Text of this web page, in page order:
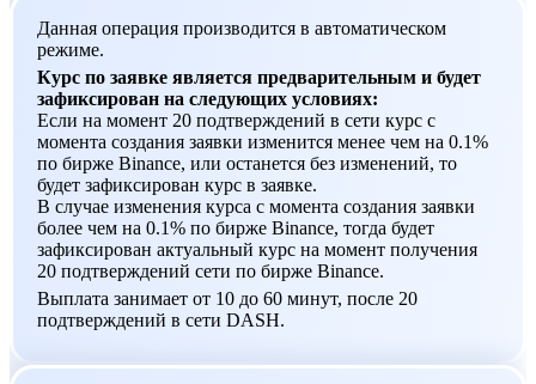
Данная операция производится в автоматическом
режиме.
Курс по заявке является предварительным и будет
зафиксирован на следующих условиях:
Если на момент 20 подтверждений в сети курс с
момента создания заявки изменится менее чем на 0.1%
по бирже Binance, или останется без изменений, то
будет зафиксирован курс в заявке.
В случае изменения курса с момента создания заявки
более чем на 0.1% по бирже Binance, тогда будет
зафиксирован актуальный курс на момент получения
20 подтверждений сети по бирже Binance.
Выплата занимает от 10 до 60 минут, после 20
подтверждений в сети DASH.